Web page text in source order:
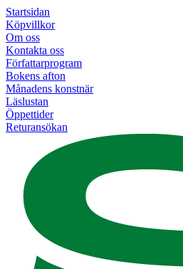
Startsidan
Köpvillkor
Om oss
Kontakta oss
Författarprogram
Bokens afton
Månadens konstnär
Läslustan
Öppettider
Returansökan